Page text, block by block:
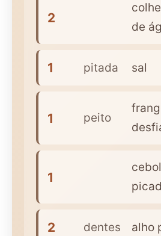
2
de
1 pitada sal
1 peito
1
2 dentes alho